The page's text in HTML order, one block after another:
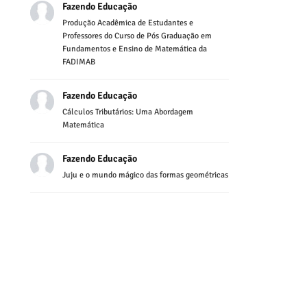
Fazendo Educação
Produção Acadêmica de Estudantes e
Professores do Curso de Pós Graduação em
Fundamentos e Ensino de Matemática da
FADIMAB
Fazendo Educação
Cálculos Tributários: Uma Abordagem
Matemática
Fazendo Educação
Juju e o mundo mágico das formas geométricas